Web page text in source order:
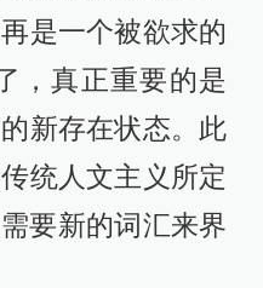
是一个被欲求的
，真正重要的是
新存在状态。此
统人文主义所定
要新的词汇来界